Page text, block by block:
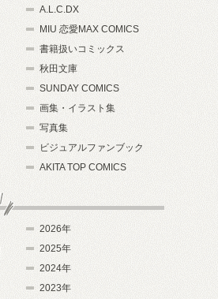
A.L.C.DX
MIU 恋愛MAX COMICS
書籍扱いコミックス
秋田文庫
SUNDAY COMICS
画集・イラスト集
写真集
ビジュアルファンブック
AKITA TOP COMICS
2026年
2025年
2024年
2023年